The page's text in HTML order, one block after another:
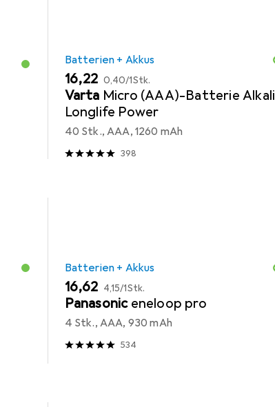
Batterien + Akkus
EUR
16,22 EUR
0,40/1Stk.
Varta Micro (AAA)-Batterie Alkali
Longlife Power
40 Stk., AAA, 1260 mAh
398
Batterien + Akkus
EUR
16,62 EUR
4,15/1Stk.
Panasonic eneloop pro
4 Stk., AAA, 930 mAh
534